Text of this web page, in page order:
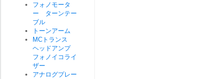
フォノモータ
ー ターンテー
ブル
トーンアーム
MCトランス
ヘッドアンプ
フォノイコライ
ザー
アナログプレー